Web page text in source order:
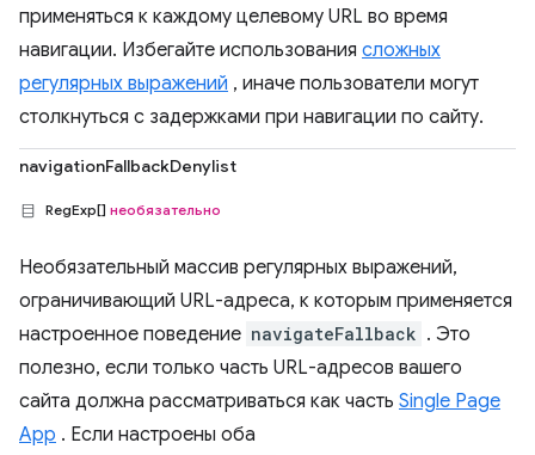
применяться к каждому целевому URL во время
навигации. Избегайте использования сложных
регулярных выражений , иначе пользователи могут
столкнуться с задержками при навигации по сайту.
navigationFallbackDenylist
RegExp[] необязательно
Необязательный массив регулярных выражений,
ограничивающий URL-адреса, к которым применяется
настроенное поведение navigateFallback . Это
полезно, если только часть URL-адресов вашего
сайта должна рассматриваться как часть Single Page
App . Если настроены оба